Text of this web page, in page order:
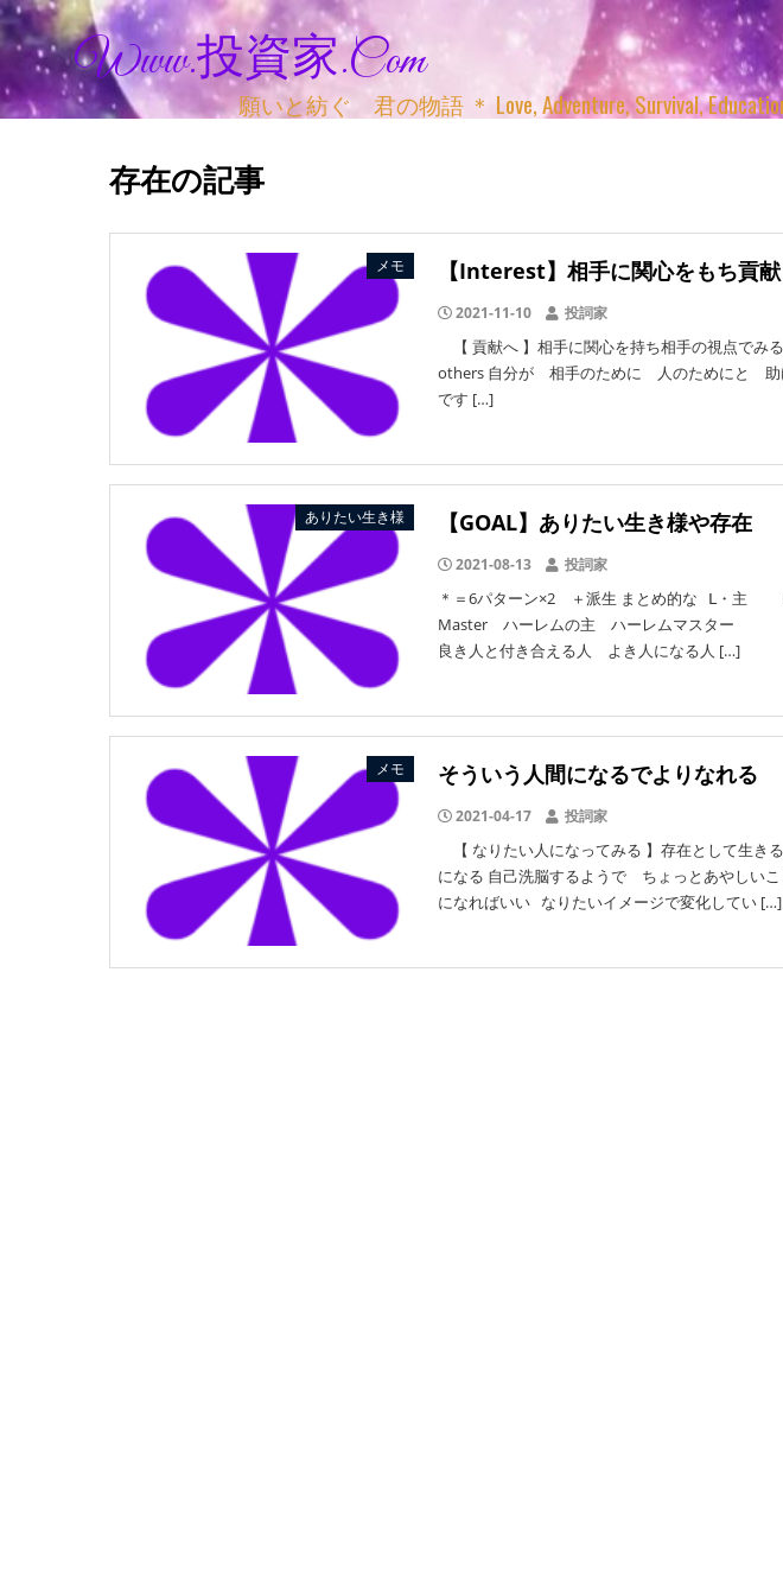
Www.投資家.com
願いと紡ぐ 君の物語 ＊ Love, Adventure, Survival,
存在の記事
メモ 【Interest】相手に関心をもち貢
2021-11-10 投詞家
【 貢献へ 】相手に関心を持ち相手の視点でみ
others 自分が 相手のために 人のためにと 助
です […]
ありたい生き様 【GOAL】ありたい生き様や存在
2021-08-13 投詞家
＊＝6パターン×2 ＋派生 まとめ的な Ⅼ・
Master ハーレムの主 ハーレムマスター
良き人と付き合える人 よき人になる人 […]
メモ そういう人間になるでよりなれる
2021-04-17 投詞家
【 なりたい人になってみる 】存在として生き
になる 自己洗脳するようで ちょっとあやしい
になればいい なりたいイメージで変化してい […]